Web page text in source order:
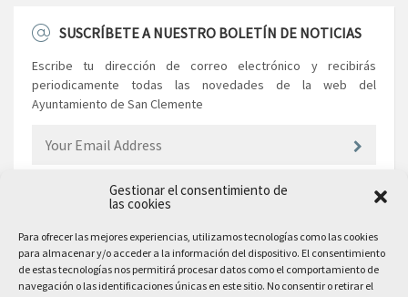
Gestionar el consentimiento de
las cookies
Para ofrecer las mejores experiencias, utilizamos tecnologías como las cookies
para almacenar y/o acceder a la información del dispositivo. El consentimiento
de estas tecnologías nos permitirá procesar datos como el comportamiento de
navegación o las identificaciones únicas en este sitio. No consentir o retirar el
SUSCRÍBETE A NUESTRO BOLETÍN DE NOTICIAS
Escribe tu dirección de correo electrónico y recibirás
periodicamente todas las novedades de la web del
Ayuntamiento de San Clemente
EL AYUNTAMIENTO
Plaza Mayor, 10
San Clemente, 16600, Cuenca